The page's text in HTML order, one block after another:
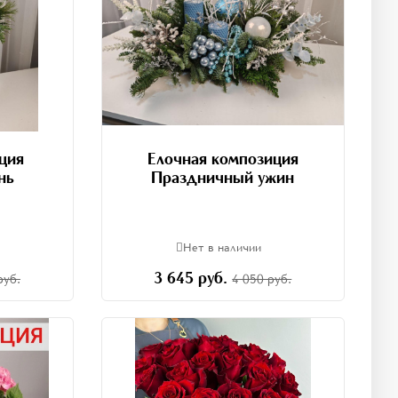
Елочная композиция
Праздничный ужин
Нет в наличии
3 645 руб. 4 050 руб.